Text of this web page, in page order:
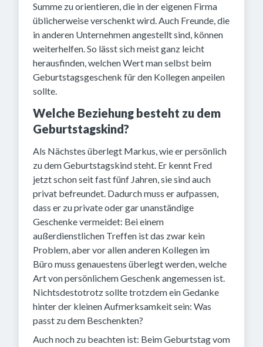
Summe zu orientieren, die in der eigenen Firma
üblicherweise verschenkt wird. Auch Freunde, die
in anderen Unternehmen angestellt sind, können
weiterhelfen. So lässt sich meist ganz leicht
herausfinden, welchen Wert man selbst beim
Geburtstagsgeschenk für den Kollegen anpeilen
sollte.
Welche Beziehung besteht zu dem
Geburtstagskind?
Als Nächstes überlegt Markus, wie er persönlich
zu dem Geburtstagskind steht. Er kennt Fred
jetzt schon seit fast fünf Jahren, sie sind auch
privat befreundet. Dadurch muss er aufpassen,
dass er zu private oder gar unanständige
Geschenke vermeidet: Bei einem
außerdienstlichen Treffen ist das zwar kein
Problem, aber vor allen anderen Kollegen im
Büro muss genauestens überlegt werden, welche
Art von persönlichem Geschenk angemessen ist.
Nichtsdestotrotz sollte trotzdem ein Gedanke
hinter der kleinen Aufmerksamkeit sein: Was
passt zu dem Beschenkten?
Auch noch zu beachten ist: Beim Geburtstag vom